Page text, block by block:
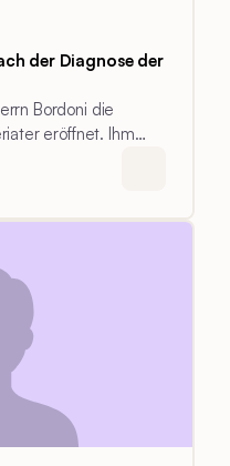
der Diagnose der
Bordoni die
eröffnet. Ihm
des Fahrausweises